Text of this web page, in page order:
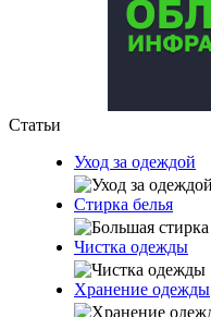
Статьи
Уход за одеждой
Стирка белья
Чистка одежды
Хранение одежды